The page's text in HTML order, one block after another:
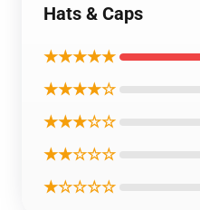
Hats & Caps
★★★★★
★★★★☆
★★★☆☆
★★☆☆☆
★☆☆☆☆